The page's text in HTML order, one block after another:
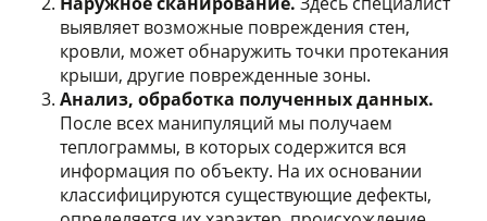
выявляет возможные повреждения стен,
кровли, может обнаружить точки протекания
крыши, другие поврежденные зоны.
Анализ, обработка полученных данных.
После всех манипуляций мы получаем
теплограммы, в которых содержится вся
информация по объекту. На их основании
классифицируются существующие дефекты,